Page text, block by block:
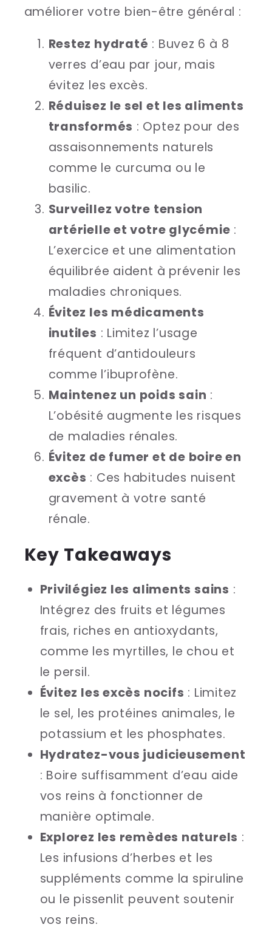
améliorer votre bien-être général :
Restez hydraté : Buvez 6 à 8
verres d’eau par jour, mais
évitez les excès.
Réduisez le sel et les aliments
transformés : Optez pour des
assaisonnements naturels
comme le curcuma ou le
basilic.
Surveillez votre tension
artérielle et votre glycémie :
L’exercice et une alimentation
équilibrée aident à prévenir les
maladies chroniques.
Évitez les médicaments
inutiles : Limitez l’usage
fréquent d’antidouleurs
comme l’ibuprofène.
Maintenez un poids sain :
L’obésité augmente les risques
de maladies rénales.
Évitez de fumer et de boire en
excès : Ces habitudes nuisent
gravement à votre santé
rénale.
Key Takeaways
Privilégiez les aliments sains :
Intégrez des fruits et légumes
frais, riches en antioxydants,
comme les myrtilles, le chou et
le persil.
Évitez les excès nocifs : Limitez
le sel, les protéines animales, le
potassium et les phosphates.
Hydratez-vous judicieusement
: Boire suffisamment d’eau aide
vos reins à fonctionner de
manière optimale.
Explorez les remèdes naturels :
Les infusions d’herbes et les
suppléments comme la spiruline
ou le pissenlit peuvent soutenir
vos reins.